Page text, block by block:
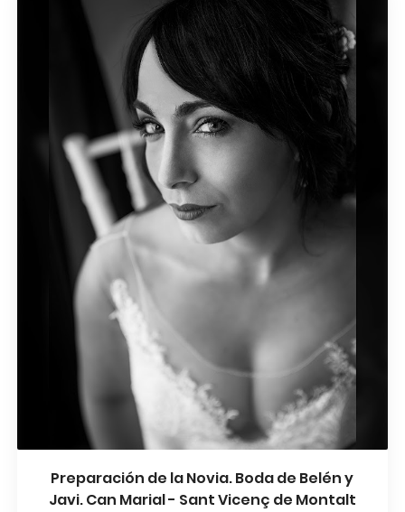
Preparación de la Novia. Boda de Belén y
Javi. Can Marial - Sant Vicenç de Montalt